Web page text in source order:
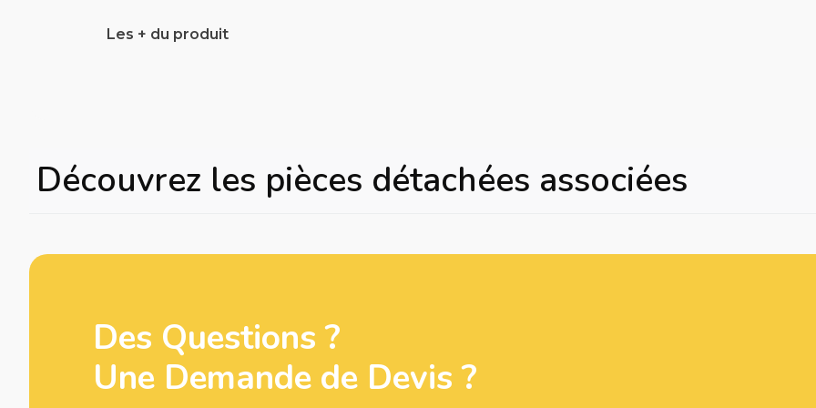
Les + du produit
Découvrez les pièces détachées associées
Des Questions ?
Une Demande de Devis ?